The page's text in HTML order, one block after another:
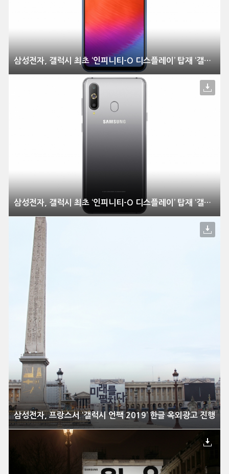
삼성전자, 갤럭시 최초 ‘인피니티-O 디스플레이’ 탑재 ‘갤럭시 A9 Pro’ 출시
삼성전자, 갤럭시 최초 ‘인피니티-O 디스플레이’ 탑재 ‘갤럭시 A9 Pro’ 출시
삼성전자, 프랑스서 ‘갤럭시 언팩 2019’ 한글 옥외광고 진행